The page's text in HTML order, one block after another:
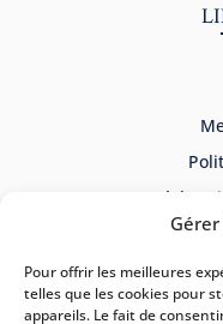
Pour offrir les meilleures
telles que les cookies pour
appareils. Le fait de